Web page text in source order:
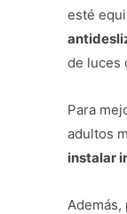
esté
de luces
Para
adultos
instalar